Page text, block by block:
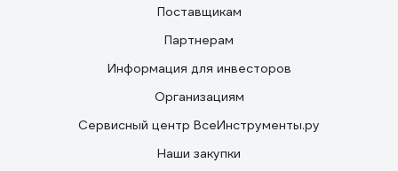
Поставщикам
Партнерам
Информация для инвесторов
Организациям
Сервисный центр ВсеИнструменты.ру
Наши закупки